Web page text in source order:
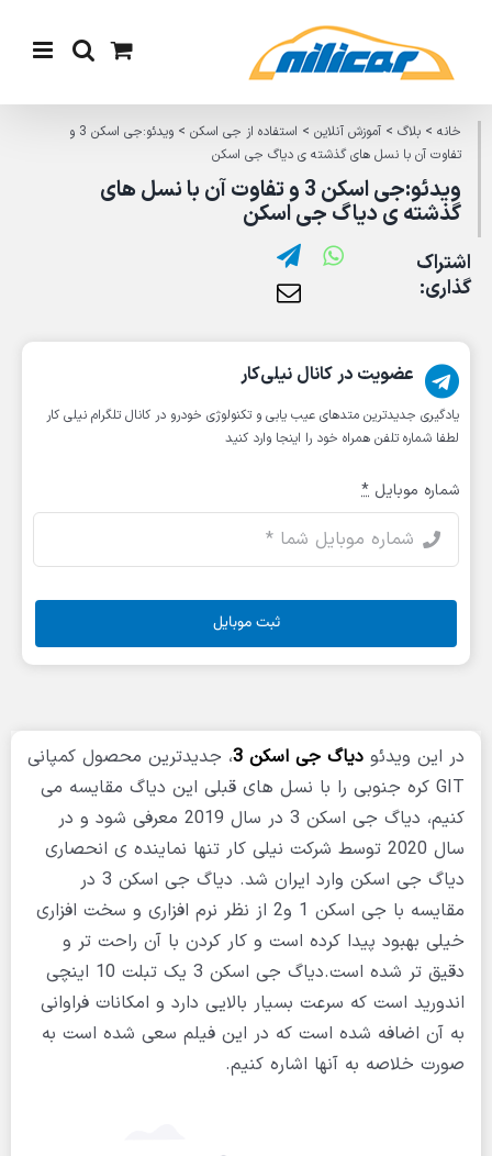
content
خانه> بلاگ> آموزش آنلاین> استفاده از جی اسکن>
ویدئو:جی اسکن 3 و
تفاوت آن با نسل های گذشته ی دیاگ جی اسکن
ویدئو:جی اسکن 3 و تفاوت آن با نسل های
گذشته ی دیاگ جی اسکن
اشتراک
گذاری:
در این ویدئو دیاگ جی اسکن 3
، جدیدترین محصول کمپانی
GIT کره جنوبی را با نسل های قبلی این دیاگ مقایسه می
کنیم، دیاگ جی اسکن 3 در سال 2019 معرفی شود و در
سال 2020 توسط شرکت نیلی کار تنها نماینده ی انحصاری
دیاگ جی اسکن وارد ایران شد. دیاگ جی اسکن 3 در
مقایسه با جی اسکن 1 و2 از نظر نرم افزاری و سخت افزاری
خیلی بهبود پیدا کرده است و کار کردن با آن راحت تر و
دقیق تر شده است.دیاگ جی اسکن 3 یک تبلت 10 اینچی
اندورید است که سرعت بسیار بالایی دارد و امکانات فراوانی
به آن اضافه شده است که در این فیلم سعی شده است به
صورت خلاصه به آنها اشاره کنیم.
عضویت در کانال نیلی‌کار
یادگیری جدیدترین متد‌های عیب یابی‌ و تکنولوژی خودرو در کانال تلگرام نیلی کار
لطفا شماره تلفن همراه خود را اینجا وارد کنید
شماره موبایل *
ثبت موبایل